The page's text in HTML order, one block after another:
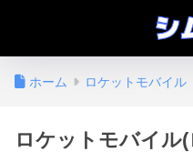
ホーム ロケットモバイル
ロケットモバイル